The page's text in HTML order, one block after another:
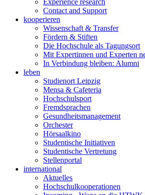
Experience research
Contact and Support
kooperieren
Wissenschaft & Transfer
Fördern & Stiften
Die Hochschule als Tagungsort
Mit Expertinnen und Experten
In Verbindung bleiben: Alumni
leben
Studienort Leipzig
Mensa & Cafeteria
Hochschulsport
Fremdsprachen
Gesundheitsmanagement
Orchester
Hörsaalkino
Studentische Initiativen
Studentische Vertretung
Stellenportal
international
Aktuelles
Hochschulkooperationen